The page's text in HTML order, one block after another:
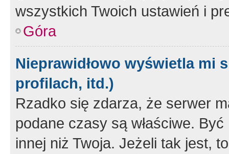
wszystkich Twoich ustawień i
Góra
Nieprawidłowo wyświetla mi
profilach, itd.)
Rzadko się zdarza, że serwer
podane czasy są właściwe.
innej niż Twoja. Jeżeli tak jest,